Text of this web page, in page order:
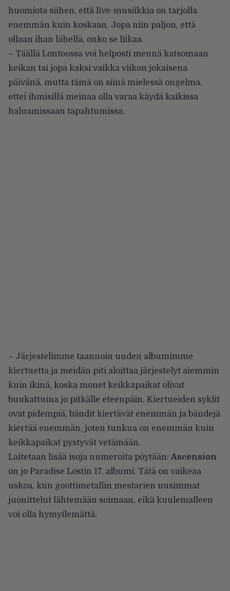
huomiota siihen, että live-musiikkia on tarjolla
enemmän kuin koskaan. Jopa niin paljon, että
ollaan ihan lähellä, onko se liikaa.
– Täällä Lontoossa voi helposti mennä katsomaan
keikan tai jopa kaksi vaikka viikon jokaisena
päivänä, mutta tämä on siinä mielessä ongelma,
ettei ihmisillä meinaa olla varaa käydä kaikissa
haluamissaan tapahtumissa.
– Järjestelimme taannoin uuden albumimme
kiertuetta ja meidän piti aloittaa järjestelyt aiemmin
kuin ikinä, koska monet keikkapaikat olivat
buukattuina jo pitkälle eteenpäin. Kiertueiden syklit
ovat pidempiä, bändit kiertävät enemmän ja bändejä
kiertää enemmän, joten tunkua on enemmän kuin
keikkapaikat pystyvät vetämään.
Laitetaan lisää isoja numeroita pöytään: Ascension
on jo Paradise Lostin 17. albumi. Tätä on vaikeaa
uskoa, kun goottimetallin mestarien uusimmat
juonittelut lähtemään soimaan, eikä kuulemalleen
voi olla hymyilemättä.